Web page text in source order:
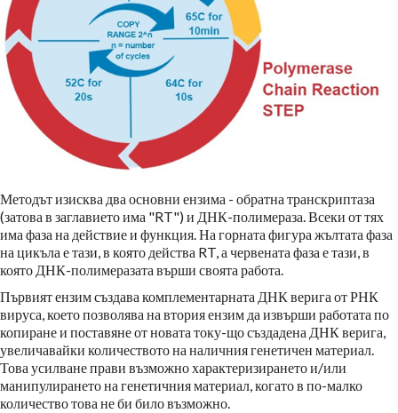
Методът изисква два основни ензима - обратна транскриптаза
(затова в заглавието има "RT") и ДНК-полимераза. Всеки от тях
има фаза на действие и функция. На горната фигура жълтата фаза
на цикъла е тази, в която действа RT, а червената фаза е тази, в
която ДНК-полимеразата върши своята работа.
Първият ензим създава комплементарната ДНК верига от РНК
вируса, което позволява на втория ензим да извърши работата по
копиране и поставяне от новата току-що създадена ДНК верига,
увеличавайки количеството на наличния генетичен материал.
Това усилване прави възможно характеризирането и/или
манипулирането на генетичния материал, когато в по-малко
количество това не би било възможно.